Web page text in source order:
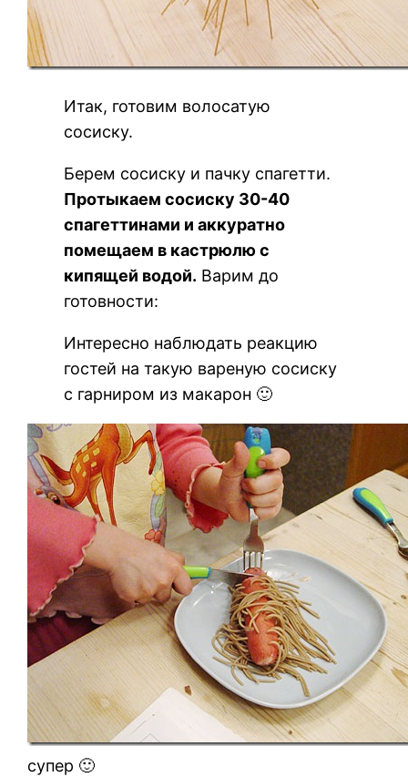
Итак, готовим волосатую
сосиску.
Берем сосиску и пачку спагетти.
Протыкаем сосиску 30-40
спагеттинами и аккуратно
помещаем в кастрюлю с
кипящей водой. Варим до
готовности:
Интересно наблюдать реакцию
гостей на такую вареную сосиску
с гарниром из макарон 🙂
супер 🙂